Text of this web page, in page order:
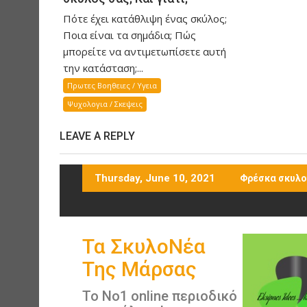
Πότε έχει κατάθλιψη ένας σκύλος;
Ποια είναι τα σημάδια; Πώς
μπορείτε να αντιμετωπίσετε αυτή
την κατάσταση;...
Πρωτες Βοηθειες / Υγεια
Ψυχολογια / Σκεψεις
LEAVE A REPLY